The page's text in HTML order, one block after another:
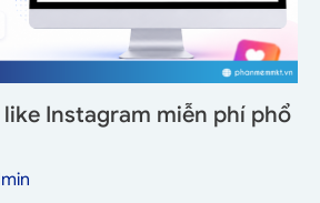
Instagram miễn phí phổ